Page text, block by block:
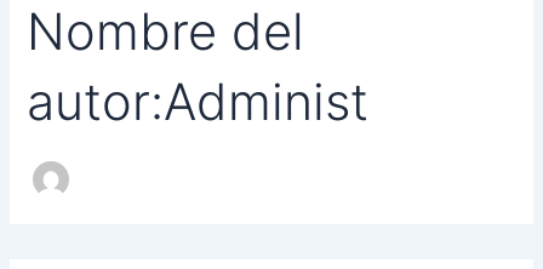
Nombre del
autor:Administ